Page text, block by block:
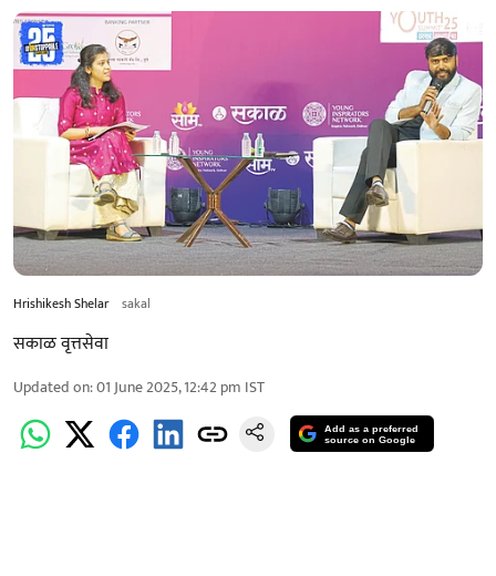
Hrishikesh Shelar sakal
सकाळ वृत्तसेवा
Updated on:01 June 2025, 12:42 pm IST
Add as a preferred
source on Google